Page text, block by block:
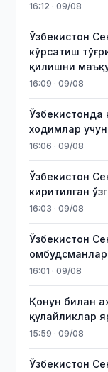
16:12 · 09/08
Ўзбекистон
кўрсатиш
қилишни
16:09 · 09/08
Ўзбекистонда
ходимлар
16:06 · 09/08
Ўзбекистон
киритилган
16:03 · 09/08
Ўзбекистон
16:01 · 09/08
Қонун билан
қулайликлар
15:59 · 09/08
Ўзбекистон